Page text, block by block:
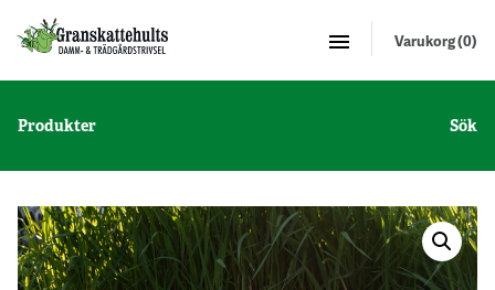
Varukorg (0)
Produkter Sök